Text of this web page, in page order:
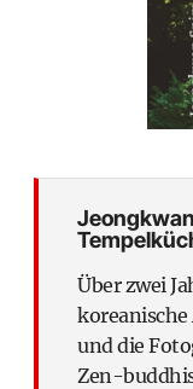
Über zwei
und die
Zen-